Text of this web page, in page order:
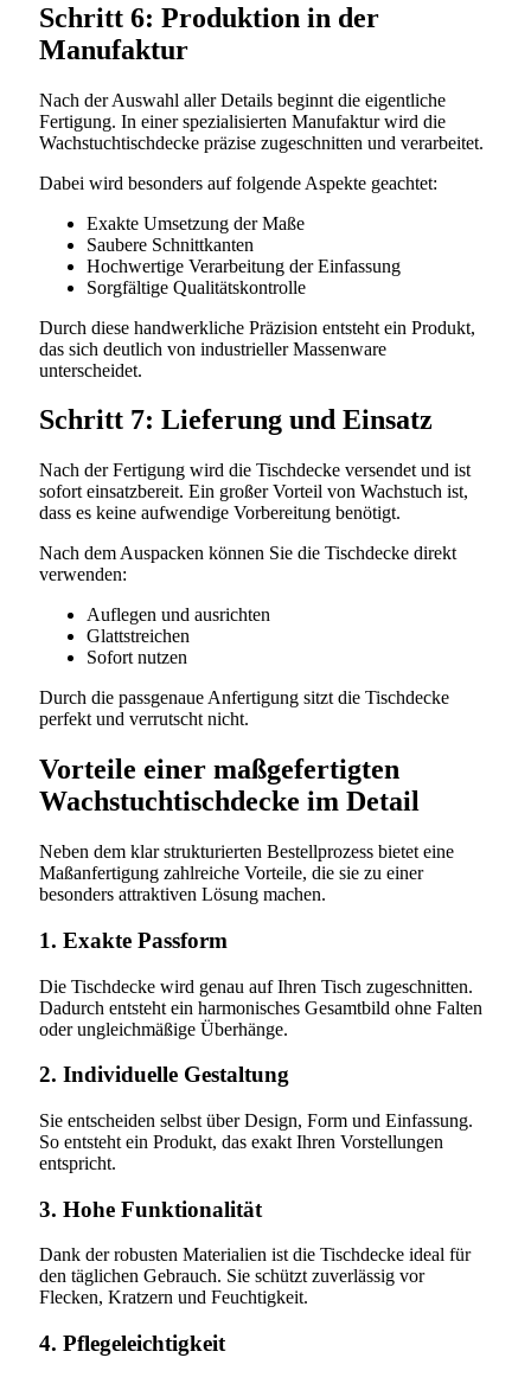
Schritt 6: Produktion in der
Manufaktur
Nach der Auswahl aller Details beginnt die eigentliche
Fertigung. In einer spezialisierten Manufaktur wird die
Wachstuchtischdecke präzise zugeschnitten und verarbeitet.
Dabei wird besonders auf folgende Aspekte geachtet:
Exakte Umsetzung der Maße
Saubere Schnittkanten
Hochwertige Verarbeitung der Einfassung
Sorgfältige Qualitätskontrolle
Durch diese handwerkliche Präzision entsteht ein Produkt,
das sich deutlich von industrieller Massenware
unterscheidet.
Schritt 7: Lieferung und Einsatz
Nach der Fertigung wird die Tischdecke versendet und ist
sofort einsatzbereit. Ein großer Vorteil von Wachstuch ist,
dass es keine aufwendige Vorbereitung benötigt.
Nach dem Auspacken können Sie die Tischdecke direkt
verwenden:
Auflegen und ausrichten
Glattstreichen
Sofort nutzen
Durch die passgenaue Anfertigung sitzt die Tischdecke
perfekt und verrutscht nicht.
Vorteile einer maßgefertigten
Wachstuchtischdecke im Detail
Neben dem klar strukturierten Bestellprozess bietet eine
Maßanfertigung zahlreiche Vorteile, die sie zu einer
besonders attraktiven Lösung machen.
1. Exakte Passform
Die Tischdecke wird genau auf Ihren Tisch zugeschnitten.
Dadurch entsteht ein harmonisches Gesamtbild ohne Falten
oder ungleichmäßige Überhänge.
2. Individuelle Gestaltung
Sie entscheiden selbst über Design, Form und Einfassung.
So entsteht ein Produkt, das exakt Ihren Vorstellungen
entspricht.
3. Hohe Funktionalität
Dank der robusten Materialien ist die Tischdecke ideal für
den täglichen Gebrauch. Sie schützt zuverlässig vor
Flecken, Kratzern und Feuchtigkeit.
4. Pflegeleichtigkeit